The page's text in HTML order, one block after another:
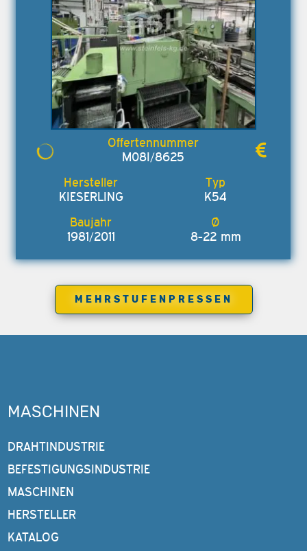
M08I/8625
KIESERLING K54
1981/2011 8-22 mm
MEHRSTUFENPRESSEN
MASCHINEN
DRAHTINDUSTRIE
BEFESTIGUNGSINDUSTRIE
MASCHINEN
HERSTELLER
KATALOG